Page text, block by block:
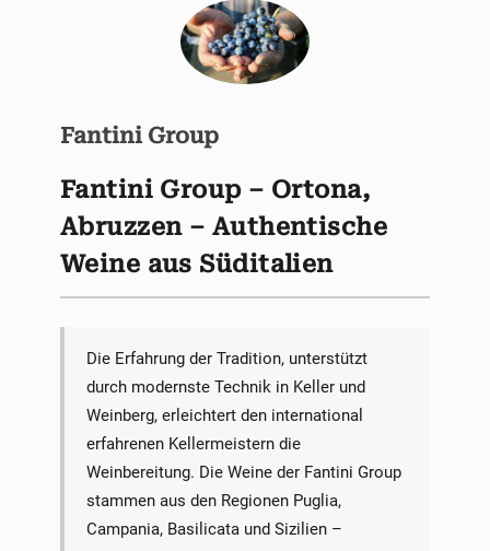
Fantini Group
Fantini Group – Ortona,
Abruzzen – Authentische
Weine aus Süditalien
Die Erfahrung der Tradition, unterstützt
durch modernste Technik in Keller und
Weinberg, erleichtert den international
erfahrenen Kellermeistern die
Weinbereitung. Die Weine der Fantini Group
stammen aus den Regionen Puglia,
Campania, Basilicata und Sizilien –